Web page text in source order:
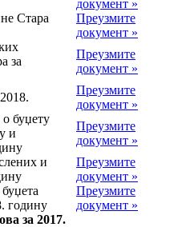
документ »
Стара
Преузмите
документ »
за
Преузмите
документ »
Преузмите
документ »
буџету
и
Преузмите
документ »
и
Преузмите
документ »
годину
Преузмите
документ »
за 2017.